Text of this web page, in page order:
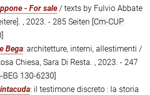
- For sale / texts by Fulvio Abbate
, 2023. - 285 Seiten [Cm-CUP
Bega: architetture, interni, allestimenti /
Chiesa, Sara Di Resta. , 2023. - 247
BEG 130-6230]
: il testimone discreto : la storia